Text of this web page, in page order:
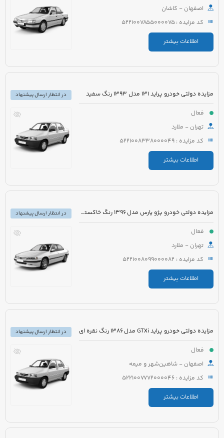
اصفهان - کاشان
کد مزایده : 5221007855000075
اطلاعات بیشتر
مزایده دولتی خودرو پراید 131 مدل 1393 رنگ سفید
فعال
تهران - ملارد
کد مزایده : 5221008338000049
اطلاعات بیشتر
در انتظار ارسال پیشنهاد
مزایده دولتی خودرو پژو پارس مدل 1396 رنگ خاکستری متالیک
فعال
تهران - ملارد
کد مزایده : 5221008099000082
اطلاعات بیشتر
در انتظار ارسال پیشنهاد
مزایده دولتی خودرو پراید GTXi مدل 1386 رنگ نقره ای
فعال
اصفهان - شاهین‌شهر و میمه
کد مزایده : 5221007772000046
اطلاعات بیشتر
در انتظار ارسال پیشنهاد